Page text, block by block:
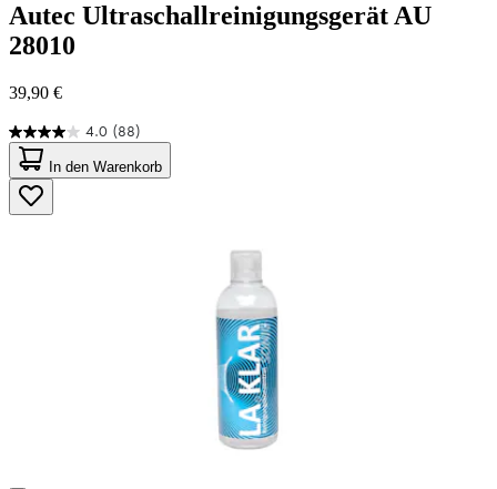
Autec Ultraschallreinigungsgerät AU
28010
39,90 €
4.0 (88)
4.0
von
5
Sternen.
88
In den Warenkorb